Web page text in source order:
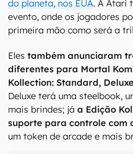
do planeta, nos EUA. A Atari
evento, onde os jogadores
primeira mão como será a
Eles também anunciaram
diferentes para Mortal
Kollection: Standard,
Deluxe terá uma steelbook,
mais brindes; já a Edição
suporte para controle com
um token de arcade e mais